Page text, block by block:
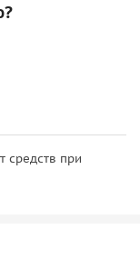
средств при